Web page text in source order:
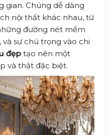
gian. Chúng dễ dàng
nội thất khác nhau, từ
đường nét mềm
sự chú trọng vào chi
đẹp tạo nên một
và thật đặc biệt.